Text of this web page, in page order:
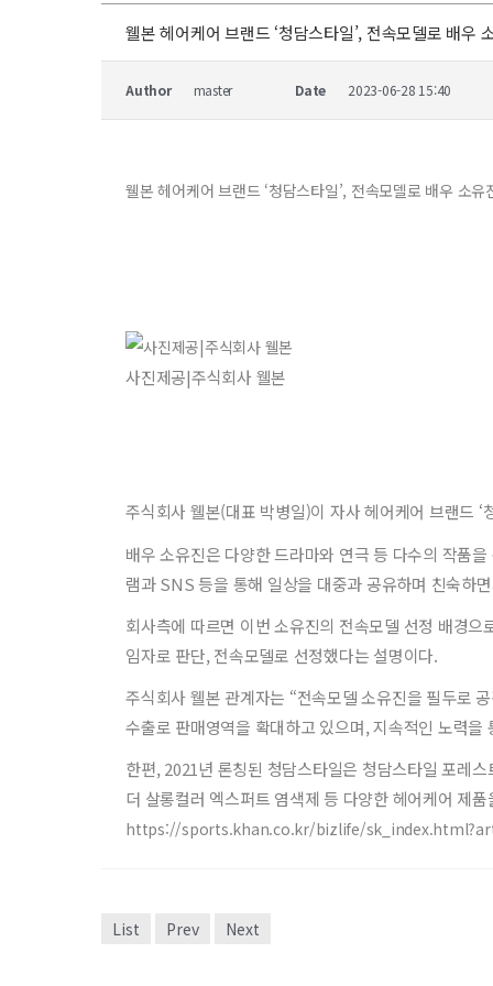
웰본 헤어케어 브랜드 ‘청담스타일’, 전속모델로 배우
Author master Date 2023-06-28 15:40
웰본 헤어케어 브랜드 ‘청담스타일’, 전속모델로 배우 소유
사진제공|주식회사 웰본
주식회사 웰본(대표 박병일)이 자사 헤어케어 브랜드
배우 소유진은 다양한 드라마와 연극 등 다수의 작품
램과 SNS 등을 통해 일상을 대중과 공유하며 친숙하
회사측에 따르면 이번 소유진의 전속모델 선정 배경
임자로 판단, 전속모델로 선정했다는 설명이다.
주식회사 웰본 관계자는 “전속모델 소유진을 필두로
수출로 판매영역을 확대하고 있으며, 지속적인 노력
한편, 2021년 론칭된 청담스타일은 청담스타일 포레
더 살롱컬러 엑스퍼트 염색제 등 다양한 헤어케어 제
https://sports.khan.co.kr/bizlife/
List Prev Next